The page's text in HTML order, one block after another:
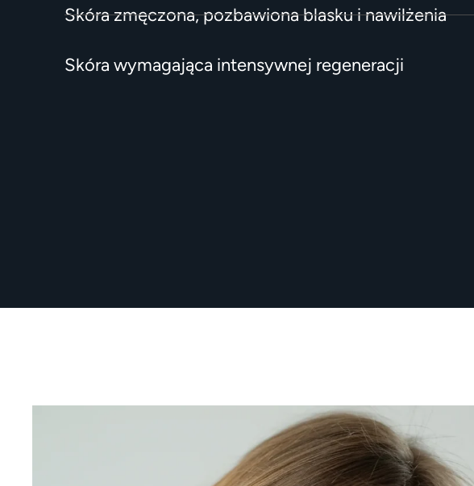
Skóra zmęczona, pozbawiona blasku i nawilżenia
Skóra wymagająca intensywnej regeneracji